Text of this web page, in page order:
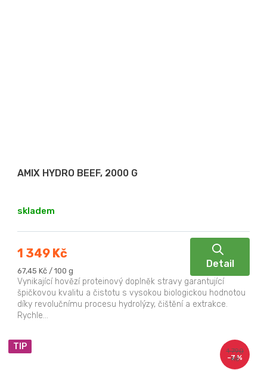
AMIX HYDRO BEEF, 2000 G
skladem
1 349 Kč
Měrná
cena:
67,45 Kč / 100 g
Detail
Vynikající hovězí proteinový doplněk stravy garantující
špičkovou kvalitu a čistotu s vysokou biologickou hodnotou
díky revolučnímu procesu hydrolýzy, čištění a extrakce.
Rychle...
TIP
1 790
Kč
–7 %